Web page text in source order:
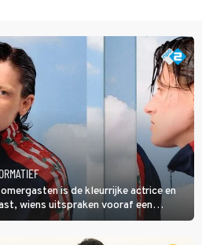
is de kleurrijke actrice en
wiens uitspraken vooraf een
ideale televisieavond is zoals mijn
en vol angsten'.